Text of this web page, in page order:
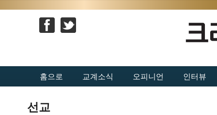
홈으로 교계소식 오피니언 인터뷰
선교